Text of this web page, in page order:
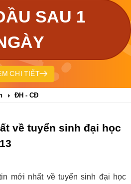
SAU 1
CHI TIẾT
ĐH - CĐ
về tuyển sinh đại học
mới nhất về tuyển sinh đại học